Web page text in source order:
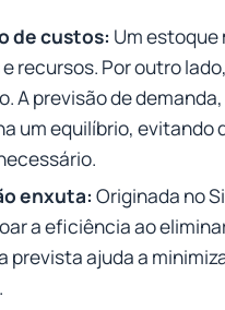
de custos: Um estoque
recursos. Por outro
A previsão de
um equilíbrio, evitando
enxuta: Originada no
a eficiência ao
prevista ajuda a